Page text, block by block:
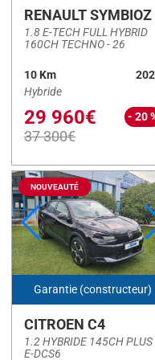
En stock
Sur commande
Particulier (217)
Utilitaire (2)
VASP (0)
RENAULT SYMBIOZ
1.8 E-TECH FULL HYBRID
160CH TECHNO - 26
10 Km
Hybride
29 960€
37 300€
- 20
Garantie (constructeur)
CITROEN C4
1.2 HYBRIDE 145CH PLUS
E-DCS6